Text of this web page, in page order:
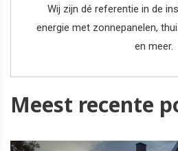
Wij zijn dé referentie in de
energie met zonnepanelen,
en meer.
Meest recente